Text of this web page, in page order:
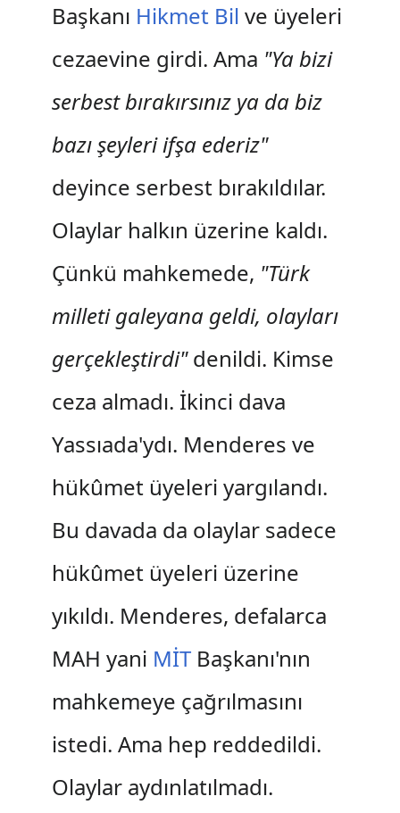
Başkanı Hikmet Bil ve üyeleri
cezaevine girdi. Ama "Ya bizi
serbest bırakırsınız ya da biz
bazı şeyleri ifşa ederiz"
deyince serbest bırakıldılar.
Olaylar halkın üzerine kaldı.
Çünkü mahkemede, "Türk
milleti galeyana geldi, olayları
gerçekleştirdi"denildi. Kimse
ceza almadı. İkinci dava
Yassıada'ydı. Menderes ve
hükûmet üyeleri yargılandı.
Bu davada da olaylar sadece
hükûmet üyeleri üzerine
yıkıldı. Menderes, defalarca
MAH yani MİTBaşkanı'nın
mahkemeye çağrılmasını
istedi. Ama hep reddedildi.
Olaylar aydınlatılmadı.